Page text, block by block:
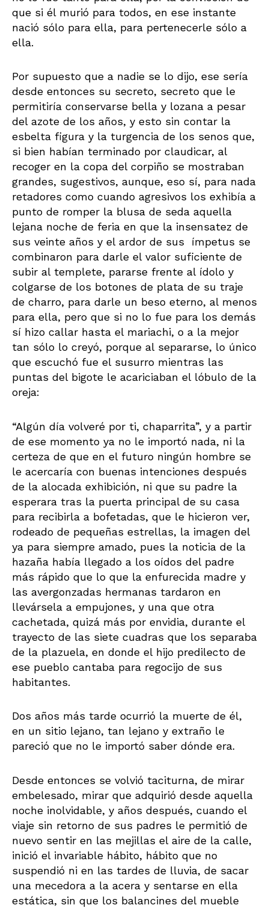
que si él murió para todos, en ese instante
nació sólo para ella, para pertenecerle sólo a
ella.
Por supuesto que a nadie se lo dijo, ese sería
desde entonces su secreto, secreto que le
permitiría conservarse bella y lozana a pesar
del azote de los años, y esto sin contar la
esbelta figura y la turgencia de los senos que,
si bien habían terminado por claudicar, al
recoger en la copa del corpiño se mostraban
grandes, sugestivos, aunque, eso sí, para nada
retadores como cuando agresivos los exhibía a
punto de romper la blusa de seda aquella
lejana noche de feria en que la insensatez de
sus veinte años y el ardor de sus ímpetus se
combinaron para darle el valor suficiente de
subir al templete, pararse frente al ídolo y
colgarse de los botones de plata de su traje
de charro, para darle un beso eterno, al menos
para ella, pero que si no lo fue para los demás
sí hizo callar hasta el mariachi, o a la mejor
tan sólo lo creyó, porque al separarse, lo único
que escuchó fue el susurro mientras las
puntas del bigote le acariciaban el lóbulo de la
oreja:
“Algún día volveré por ti, chaparrita”, y a partir
de ese momento ya no le importó nada, ni la
certeza de que en el futuro ningún hombre se
le acercaría con buenas intenciones después
de la alocada exhibición, ni que su padre la
esperara tras la puerta principal de su casa
para recibirla a bofetadas, que le hicieron ver,
rodeado de pequeñas estrellas, la imagen del
ya para siempre amado, pues la noticia de la
hazaña había llegado a los oídos del padre
más rápido que lo que la enfurecida madre y
las avergonzadas hermanas tardaron en
llevársela a empujones, y una que otra
cachetada, quizá más por envidia, durante el
trayecto de las siete cuadras que los separaba
de la plazuela, en donde el hijo predilecto de
ese pueblo cantaba para regocijo de sus
habitantes.
Dos años más tarde ocurrió la muerte de él,
en un sitio lejano, tan lejano y extraño le
pareció que no le importó saber dónde era.
Desde entonces se volvió taciturna, de mirar
embelesado, mirar que adquirió desde aquella
noche inolvidable, y años después, cuando el
viaje sin retorno de sus padres le permitió de
nuevo sentir en las mejillas el aire de la calle,
inició el invariable hábito, hábito que no
suspendió ni en las tardes de lluvia, de sacar
una mecedora a la acera y sentarse en ella
estática, sin que los balancines del mueble